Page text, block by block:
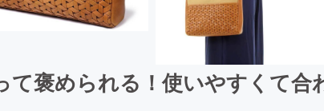
て褒められる！使いやすくて